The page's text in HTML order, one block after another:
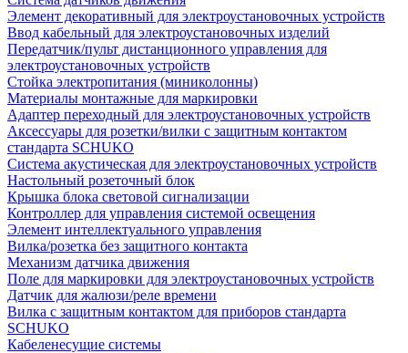
Элемент декоративный для электроустановочных устройств
Ввод кабельный для электроустановочных изделий
Передатчик/пульт дистанционного управления для
электроустановочных устройств
Стойка электропитания (миниколонны)
Материалы монтажные для маркировки
Адаптер переходный для электроустановочных устройств
Аксессуары для розетки/вилки с защитным контактом
стандарта SCHUKO
Система акустическая для электроустановочных устройств
Настольный розеточный блок
Крышка блока световой сигнализации
Контроллер для управления системой освещения
Элемент интеллектуального управления
Вилка/розетка без защитного контакта
Механизм датчика движения
Поле для маркировки для электроустановочных устройств
Датчик для жалюзи/реле времени
Вилка с защитным контактом для приборов стандарта
SCHUKO
Кабеленесущие системы